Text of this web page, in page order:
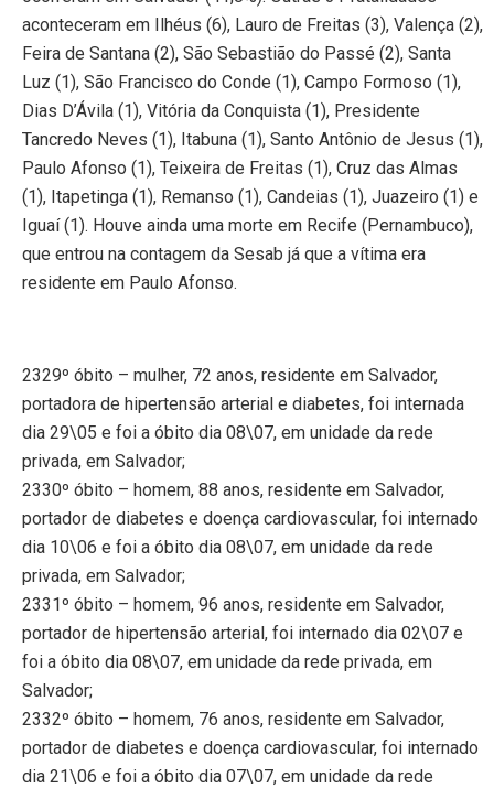
aconteceram em Ilhéus (6), Lauro de Freitas (3), Valença (2),
Feira de Santana (2), São Sebastião do Passé (2), Santa
Luz (1), São Francisco do Conde (1), Campo Formoso (1),
Dias D’Ávila (1), Vitória da Conquista (1), Presidente
Tancredo Neves (1), Itabuna (1), Santo Antônio de Jesus (1),
Paulo Afonso (1), Teixeira de Freitas (1), Cruz das Almas
(1), Itapetinga (1), Remanso (1), Candeias (1), Juazeiro (1) e
Iguaí (1). Houve ainda uma morte em Recife (Pernambuco),
que entrou na contagem da Sesab já que a vítima era
residente em Paulo Afonso.
2329º óbito – mulher, 72 anos, residente em Salvador,
portadora de hipertensão arterial e diabetes, foi internada
dia 29\05 e foi a óbito dia 08\07, em unidade da rede
privada, em Salvador;
2330º óbito – homem, 88 anos, residente em Salvador,
portador de diabetes e doença cardiovascular, foi internado
dia 10\06 e foi a óbito dia 08\07, em unidade da rede
privada, em Salvador;
2331º óbito – homem, 96 anos, residente em Salvador,
portador de hipertensão arterial, foi internado dia 02\07 e
foi a óbito dia 08\07, em unidade da rede privada, em
Salvador;
2332º óbito – homem, 76 anos, residente em Salvador,
portador de diabetes e doença cardiovascular, foi internado
dia 21\06 e foi a óbito dia 07\07, em unidade da rede